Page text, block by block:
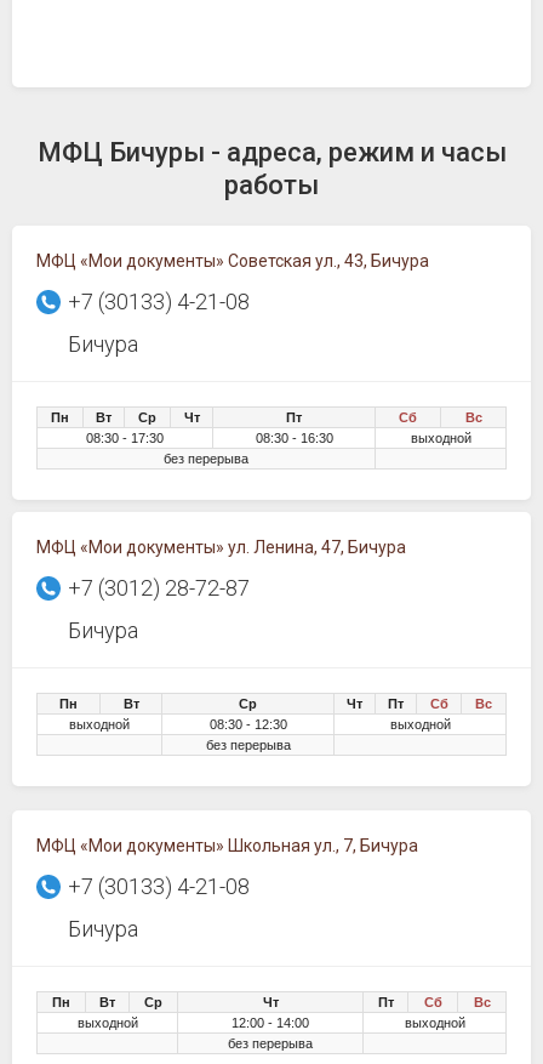
МФЦ Бичуры - адреса, режим и часы
работы
МФЦ «Мои документы» Советская ул., 43, Бичура
+7 (30133) 4-21-08
Бичура
Пн Вт Ср Чт Пт Сб
Вс
08:30 - 17:30
08:30 - 16:30
выходной
без перерыва
МФЦ «Мои документы» ул. Ленина, 47, Бичура
+7 (3012) 28-72-87
Бичура
Пн Вт Ср Чт Пт Сб
Вс
выходной
08:30 - 12:30
выходной
без перерыва
МФЦ «Мои документы» Школьная ул., 7, Бичура
+7 (30133) 4-21-08
Бичура
Пн Вт Ср Чт Пт Сб
Вс
выходной
12:00 - 14:00
выходной
без перерыва